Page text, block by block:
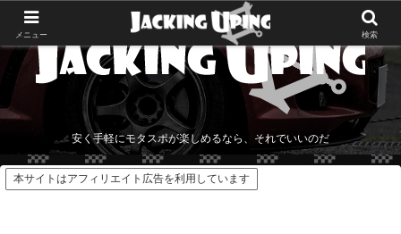
安く手軽にモタスポが楽しめるなら、それでいいのだ
本サイトはアフィリエイト広告を利用しています
メニュー 検索